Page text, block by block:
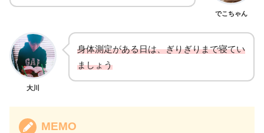
でこちゃん
大川
身体測定がある日は、ぎりぎりまで寝てい
ましょう
MEMO